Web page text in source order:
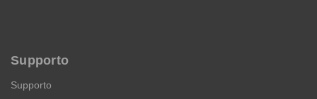
Supporto
Supporto